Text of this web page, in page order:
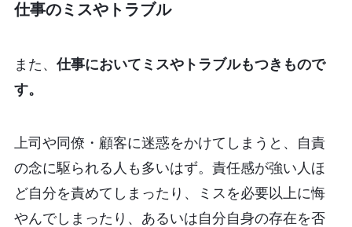
仕事のミスやトラブル
また、 仕事においてミスやトラブルもつきもので
す。
上司や同僚・顧客に迷惑をかけてしまうと、自責
の念に駆られる人も多いはず。責任感が強い人ほ
ど自分を責めてしまったり、ミスを必要以上に悔
やんでしまったり、あるいは自分自身の存在を否